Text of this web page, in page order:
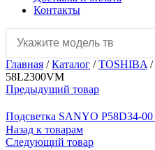
Контакты
Главная /Каталог /TOSHIBA /
58L2300VM
Предыдущий товар
Подсветка SANYO P58D34-00
Назад к товарам
Следующий товар